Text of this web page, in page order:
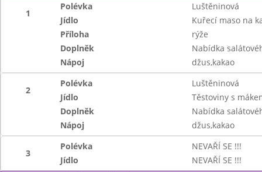
1
Polévka
Luštěninová
Jídlo
Kuřecí maso na
Příloha
rýže
Doplněk
Nabídka
Nápoj
džus,kakao
2
Polévka
Luštěninová
Jídlo
Těstoviny s
Doplněk
Nabídka
Nápoj
džus,kakao
3
Polévka
NEVAŘÍ SE !!!
Jídlo
NEVAŘÍ SE !!!